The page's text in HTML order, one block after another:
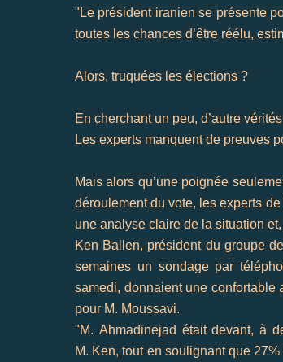
"Le président iranien se présente
toutes les chances d’être réélu,
Alors, truquées les élections ?
En cherchant un peu, d’autre
Les experts manquent de preuves
Mais alors qu’une poignée
déroulement du vote, les experts de
une analyse claire de la situation
Ken Ballen, président du groupe
semaines un sondage par
samedi, donnaient une confortable
pour M. Moussavi.
"M. Ahmadinejad était devant, à
M. Ken, tout en soulignant que